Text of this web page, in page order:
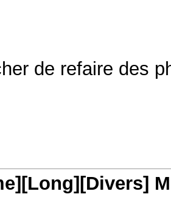
de refaire des